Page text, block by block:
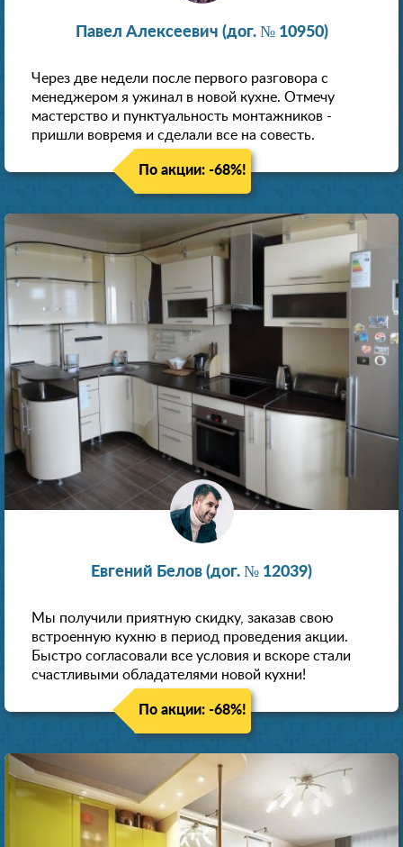
Павел Алексеевич (дог. № 10950)
Через две недели после первого разговора с
менеджером я ужинал в новой кухне. Отмечу
мастерство и пунктуальность монтажников -
пришли вовремя и сделали все на совесть.
По акции: -68%!
Евгений Белов (дог. № 12039)
Мы получили приятную скидку, заказав свою
встроенную кухню в период проведения акции.
Быстро согласовали все условия и вскоре стали
счастливыми обладателями новой кухни!
По акции: -68%!